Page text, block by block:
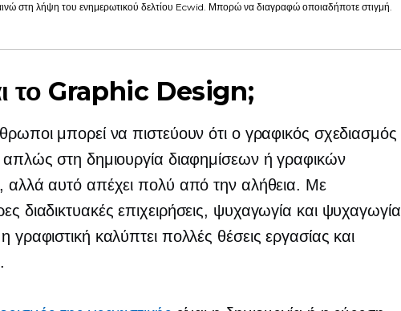
στη λήψη του ενημερωτικού δελτίου Ecwid. Μπορώ να διαγραφώ οποιαδήποτε στιγμή.
το Graphic Design;
μπορεί να πιστεύουν ότι ο γραφικός σχεδιασμός
απλώς στη δημιουργία διαφημίσεων ή γραφικών
αλλά αυτό απέχει πολύ από την αλήθεια. Με
διαδικτυακές επιχειρήσεις, ψυχαγωγία και ψυχαγωγία
γραφιστική καλύπτει πολλές θέσεις εργασίας και